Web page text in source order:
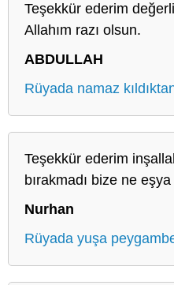
Teşekkür ederim
Allahım razı olsun.
ABDULLAH
Rüyada namaz
Teşekkür ederim
bırakmadı bize ne
Nurhan
Rüyada yuşa